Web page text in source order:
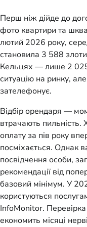
Перш ніж дійде до
фото квартири та
лютий 2026 року,
становила 3 588
Кельцях — лише 2
ситуацію на ринку,
зателефонує.
Відбір орендаря —
втрачають пильність.
оплату за пів року
посміхається. Однак
посвідчення особи,
рекомендації від
базовий мінімум. У
користуються
InfoMonitor. Перевірка
економить місяці